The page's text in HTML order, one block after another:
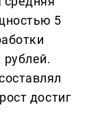
5
достиг